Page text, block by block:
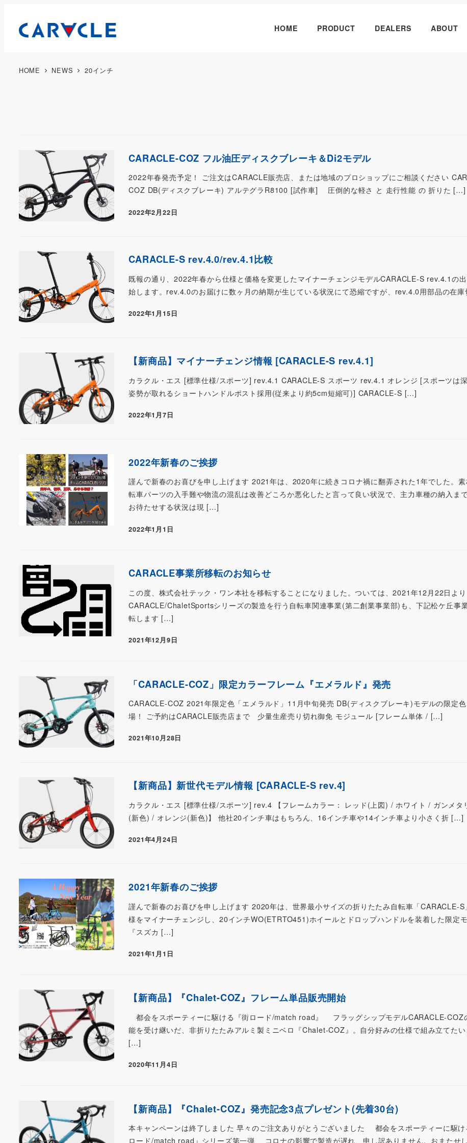
HOME PRODUCT DEALERS ABOUT
HOME NEWS 20インチ
CARACLE-COZ フル油圧ディスクブレーキ＆Di2モデル
2022年春発売予定！ ご注文はCARACLE販売店、または地域のプロショップにご相談ください
COZ DB(ディスクブレーキ) アルテグラR8100 [試作車] 圧倒的な軽さ と 走行性能 の 折りた […]
2022年2月22日
CARACLE-S rev.4.0/rev.4.1比較
既報の通り、2022年春から仕様と価格を変更したマイナーチェンジモデルCARACLE-S rev.4.1の
始します。rev.4.0のお届けに数ヶ月の納期が生じている状況にて恐縮ですが、rev.4.0用部品の在
2022年1月15日
【新商品】マイナーチェンジ情報 [CARACLE-S rev.4.1]
カラクル・エス [標準仕様/スポーツ] rev.4.1 CARACLE-S スポーツ rev.4.1 オレンジ [スポーツは
姿勢が取れるショートハンドルポスト採用(従来より約5cm短縮可)] CARACLE-S […]
2022年1月7日
2022年新春のご挨拶
謹んで新春のお喜びを申し上げます 2021年は、2020年に続きコロナ禍に翻弄された1年でした。素
転車パーツの入手難や物流の混乱は改善どころか悪化したと言って良い状況で、主力車種の納入ま
お待たせする状況は現 […]
2022年1月1日
CARACLE事業所移転のお知らせ
この度、株式会社テック・ワン本社を移転することになりました。ついては、2021年12月22日より
CARACLE/ChaletSportsシリーズの製造を行う自転車関連事業(第二創業事業部)も、下記松ケ丘事
転します […]
2021年12月9日
「CARACLE-COZ」限定カラーフレーム『エメラルド』発売
CARACLE-COZ 2021年限定色「エメラルド」11月中旬発売 DB(ディスクブレーキ)モデルの限定
場！ ご予約はCARACLE販売店まで 少量生産売り切れ御免 モジュール [フレーム単体 / […]
2021年10月28日
【新商品】新世代モデル情報 [CARACLE-S rev.4]
カラクル・エス [標準仕様/スポーツ] rev.4 【フレームカラー： レッド(上図) / ホワイト / ガンメタ
(新色) / オレンジ(新色)】 他社20インチ車はもちろん、16インチ車や14インチ車より小さく折 […]
2021年4月24日
2021年新春のご挨拶
謹んで新春のお喜びを申し上げます 2020年は、世界最小サイズの折りたたみ自転車「CARACLE-S
様をマイナーチェンジし、20インチWO(ETRTO451)ホイールとドロップハンドルを装着した限定
『スズカ […]
2021年1月1日
【新商品】『Chalet-COZ』フレーム単品販売開始
都会をスポーティーに駆ける『街ロード/match road』 フラッグシップモデルCARACLE-COZ
能を受け継いだ、非折りたたみアルミ製ミニベロ『Chalet-COZ』。自分好みの仕様で組み立てたい
[…]
2020年11月4日
【新商品】『Chalet-COZ』発売記念3点プレゼント(先着30台)
本キャンペーンは終了しました 早々のご注文ありがとうございました 都会をスポーティーに駆け
ロード/match road』シリーズ第一弾 コロナの影響で製造が遅れ、申し訳ありません。おまたせ